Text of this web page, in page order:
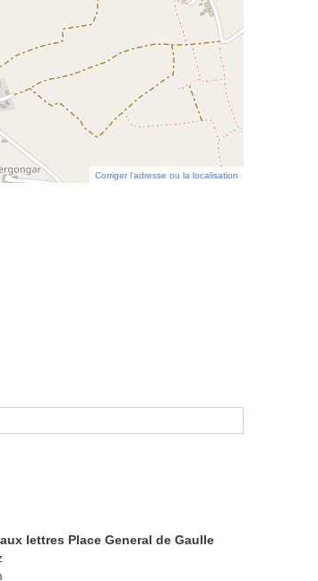
Corriger l’adresse ou la localisation
lettres Place General de Gaulle